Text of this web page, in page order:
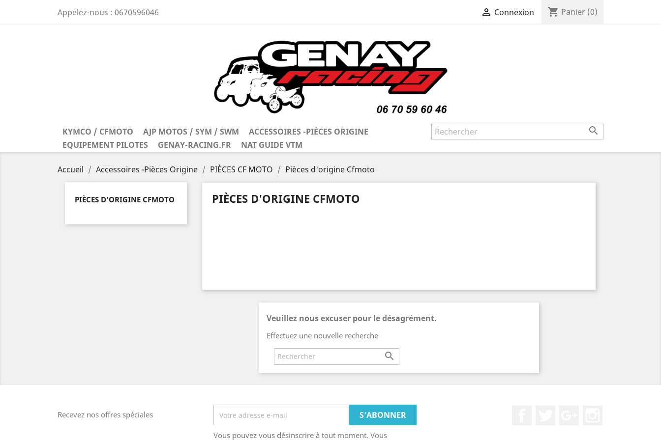
Appelez-nous : 0670596046  Connexion shopping_cart Panier (0)
KYMCO / CFMOTO AJP MOTOS / SYM / SWM
ACCESSOIRES -PIÈCES ORIGINE
EQUIPEMENT PILOTES
GENAY-RACING.FR NAT GUIDE VTM

Accueil Accessoires -Pièces Origine PIÈCES CF MOTO Pièces d'origine Cfmoto
PIÈCES D'ORIGINE CFMOTO PIÈCES D'ORIGINE CFMOTO
Veuillez nous excuser pour le désagrément.
Effectuez une nouvelle recherche

Recevez nos offres spéciales
Vous pouvez vous désinscrire à tout moment. Vous